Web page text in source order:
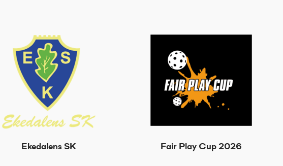
Ekedalens SK Fair Play Cup 2026